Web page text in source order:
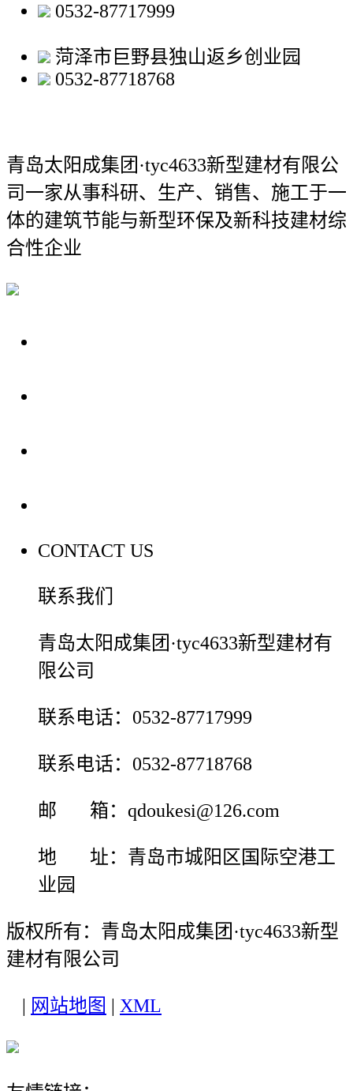
0532-87717999
菏泽市巨野县独山返乡创业园
0532-87718768
青岛太阳成集团·tyc4633新型建材有限公
司一家从事科研、生产、销售、施工于一
体的建筑节能与新型环保及新科技建材综
合性企业
CONTACT US
联系我们
青岛太阳成集团·tyc4633新型建材有
限公司
联系电话：0532-87717999
联系电话：0532-87718768
邮 箱：qdoukesi@126.com
地 址：青岛市城阳区国际空港工
业园
版权所有：青岛太阳成集团·tyc4633新型
建材有限公司
网站地图 XML